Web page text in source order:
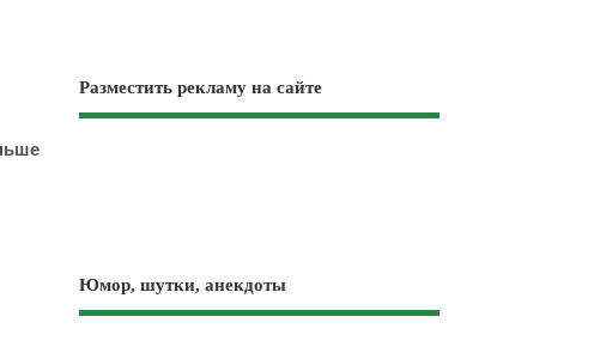
Разместить рекламу на сайте
Юмор, шутки, анекдоты